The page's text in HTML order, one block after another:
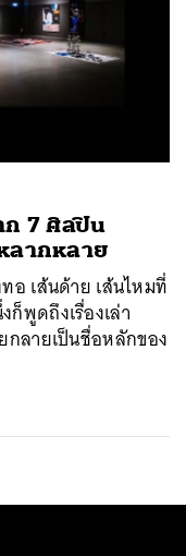
7 ศิลปิน
ลากหลาย
อ เส้นด้าย เส้นไหมที่
พูดถึงเรื่องเล่า
กลายเป็นชื่อหลักของ